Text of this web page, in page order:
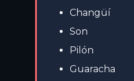
Changüí
Son
Pilón
Guaracha